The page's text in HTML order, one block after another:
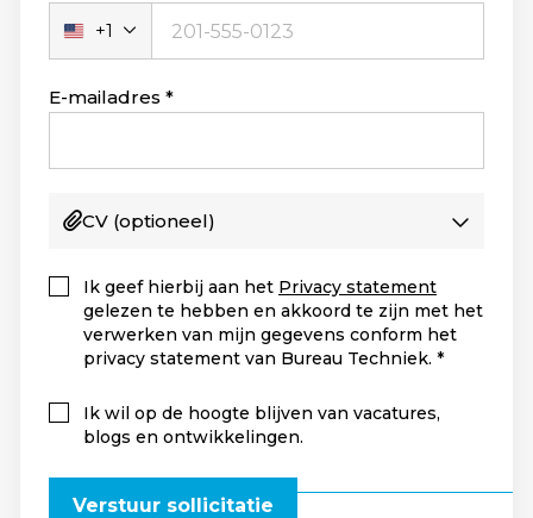
Verenigde
Staten
+1
+1
E-mailadres
CV (optioneel)
Ik geef hierbij aan het Privacy statement
gelezen te hebben en akkoord te zijn met het
verwerken van mijn gegevens conform het
privacy statement van Bureau Techniek.
Ik wil op de hoogte blijven van vacatures,
blogs en ontwikkelingen.
Verstuur sollicitatie